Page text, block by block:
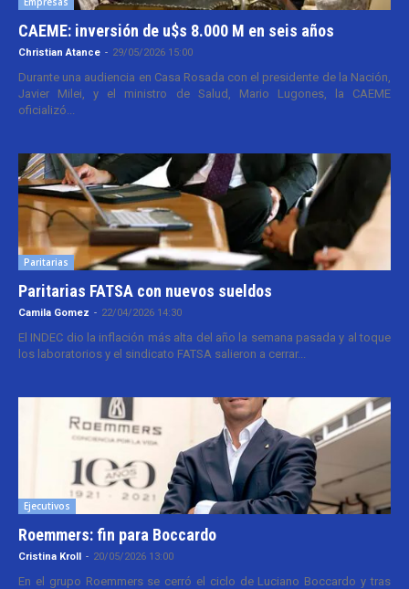
CAEME: inversión de u$s 8.000 M en seis años
Christian Atance - 29/05/2026 15:00
Durante una audiencia en Casa Rosada con el presidente de la Nación,
Javier Milei, y el ministro de Salud, Mario Lugones, la CAEME
oficializó...
Paritarias
Paritarias FATSA con nuevos sueldos
Camila Gomez - 22/04/2026 14:30
El INDEC dio la inflación más alta del año la semana pasada y al toque
los laboratorios y el sindicato FATSA salieron a cerrar...
Ejecutivos
Roemmers: fin para Boccardo
Cristina Kroll - 20/05/2026 13:00
En el grupo Roemmers se cerró el ciclo de Luciano Boccardo y tras